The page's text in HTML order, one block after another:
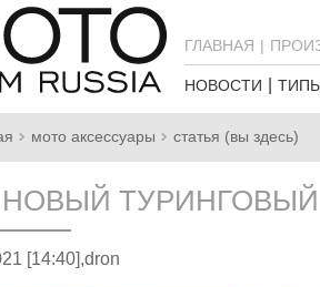
ГЛАВНАЯ
НОВОСТИ
мото аксессуары статья (вы здесь)
ТУРИНГОВЫЙ
[14:40],dron